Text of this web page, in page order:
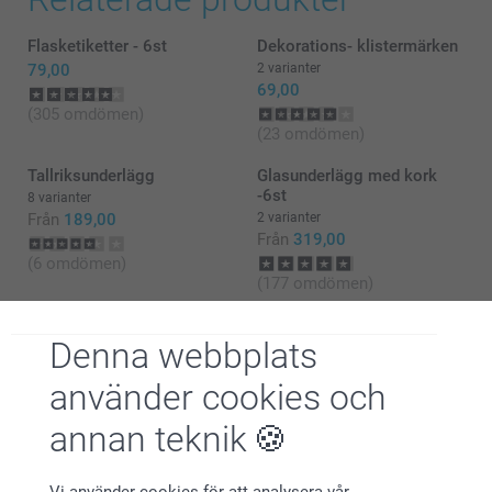
Denna webbplats
använder cookies och
annan teknik
Flasketiketter - 6st
79,00
(305 omdömen)
Dekorations- klistermärken
2 varianter
69,00
(23 omdömen)
Tallriksunderlägg
8 varianter
Från 189,00
(6 omdömen)
Glasunderlägg med kork
-6st
2 varianter
Från 319,00
(177 omdömen)
Varförsmartphoto